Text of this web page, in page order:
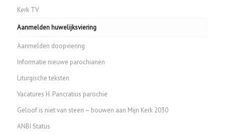
Kerk TV
Aanmelden huwelijksviering
Aanmelden doopviering
Informatie nieuwe parochianen
Liturgische teksten
Vacatures H. Pancratius parochie
Geloof is niet van steen – bouwen aan Mijn Kerk 2030
ANBI Status